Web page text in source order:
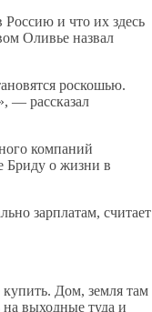
Россию и что их здесь
Оливье назвал
роскошью.
— рассказал
компаний
Бриду о жизни в
зарплатам, считает
Дом, земля там
на выходные туда и